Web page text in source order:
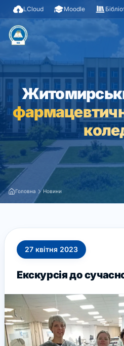
LCloud Moodle
Головна Новини
27 квітня 2023
Екскурсія до